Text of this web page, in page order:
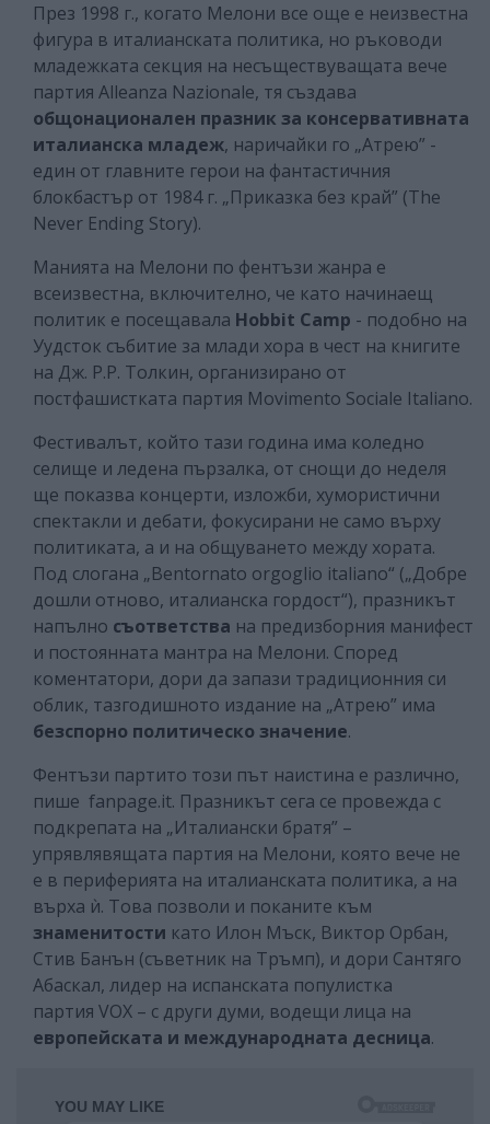
През 1998 г., когато Мелони все още е неизвестна
фигура в италианската политика, но ръководи
младежката секция на несъществуващата вече
партия Alleanza Nazionale, тя създава
общонационален празник за консервативната
италианска младеж, наричайки го „Атрею” -
един от главните герои на фантастичния
блокбастър от 1984 г. „Приказка без край” (The
Never Ending Story).
Манията на Мелони по фентъзи жанра е
всеизвестна, включително, че като начинаещ
политик е посещавала Hobbit Camp - подобно на
Уудсток събитие за млади хора в чест на книгите
на Дж. Р.Р. Толкин, организирано от
постфашистката партия Movimento Sociale Italiano.
Фестивалът, който тази година има коледно
селище и ледена пързалка, от снощи до неделя
ще показва концерти, изложби, хумористични
спектакли и дебати, фокусирани не само върху
политиката, а и на общуването между хората.
Под слогана „Bentornato orgoglio italiano“ („Добре
дошли отново, италианска гордост“), празникът
напълно съответства на предизборния манифест
и постоянната мантра на Мелони. Според
коментатори, дори да запази традиционния си
облик, тазгодишното издание на „Атрею” има
безспорно политическо значение.
Фентъзи партито този път наистина е различно,
пише fanpage.it. Празникът сега се провежда с
подкрепата на „Италиански братя” –
упрявлявящата партия на Мелони, която вече не
е в периферията на италианската политика, а на
върха ѝ. Това позволи и поканите към
знаменитости като Илон Мъск, Виктор Орбан,
Стив Банън (съветник на Тръмп), и дори Сантяго
Абаскал, лидер на испанската популистка
партия VОХ – с други думи, водещи лица на
европейската и международната десница.